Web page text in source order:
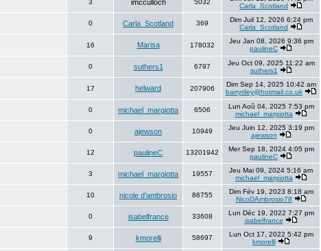
3 imcculloch 5032
Carla_Scotland
0 Carla_Scotland 369
Dim Juil 12, 2026 6:24 pm
Carla_Scotland
16 Marisa 178032
Jeu Jan 08, 2026 9:36 pm
paulineC
0 suthers1 6797
Jeu Oct 09, 2025 11:22 am
suthers1
17 helward 207906
Dim Sep 14, 2025 10:42 am
barryriley@hotmail.co.uk
0 michael_margiotta 6506
Lun Aoû 04, 2025 7:53 pm
michael_margiotta
0 ajewson 10949
Jeu Juin 12, 2025 3:19 pm
ajewson
12 paulineC 13201942
Mer Sep 18, 2024 4:05 pm
paulineC
3 michael_margiotta 19557
Jeu Mai 09, 2024 5:16 am
michael_margiotta
10 nicole d'ambrosio 86755
Dim Fév 19, 2023 8:18 am
NicoDAmbrosio78
0 isabelfrance 33608
Lun Déc 19, 2022 7:27 pm
isabelfrance
9 kmorelli 58697
Lun Oct 17, 2022 5:42 pm
kmorelli